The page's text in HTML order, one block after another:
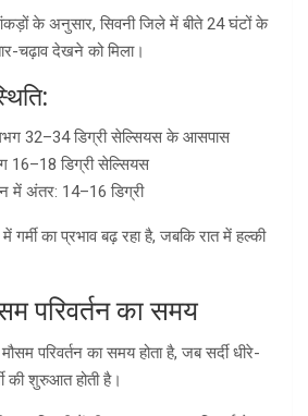
आंकड़ों के अनुसार, सिवनी जिले में बीते 24 घंटों के
चढ़ाव देखने को मिला।
32–34 डिग्री सेल्सियस के आसपास
16–18 डिग्री सेल्सियस
में अंतर: 14–16 डिग्री
गर्मी का प्रभाव बढ़ रहा है, जबकि रात में हल्की
परिवर्तन का समय
परिवर्तन का समय होता है, जब सर्दी धीरे-
की शुरुआत होती है।